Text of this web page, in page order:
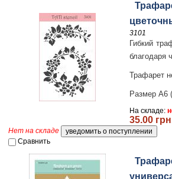
3101
Гибкий
благодаря
Трафарет
Размер А6
На складе:
35.00
Нет на складе
Сравнить